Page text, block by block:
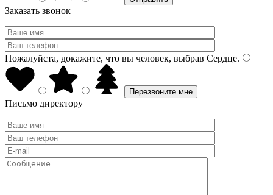
Заказать звонок
Пожалуйста, докажите, что вы человек, выбрав Сердце.
Письмо директору